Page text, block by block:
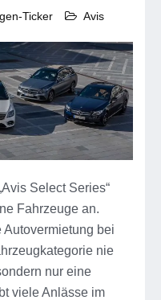
Ticker Avis
Select Series“
Fahrzeuge an.
bei
nie
nur eine
viele Anlässe im